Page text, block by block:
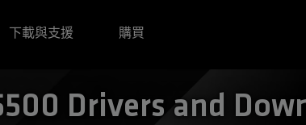
下載與支援 購買
Drivers and